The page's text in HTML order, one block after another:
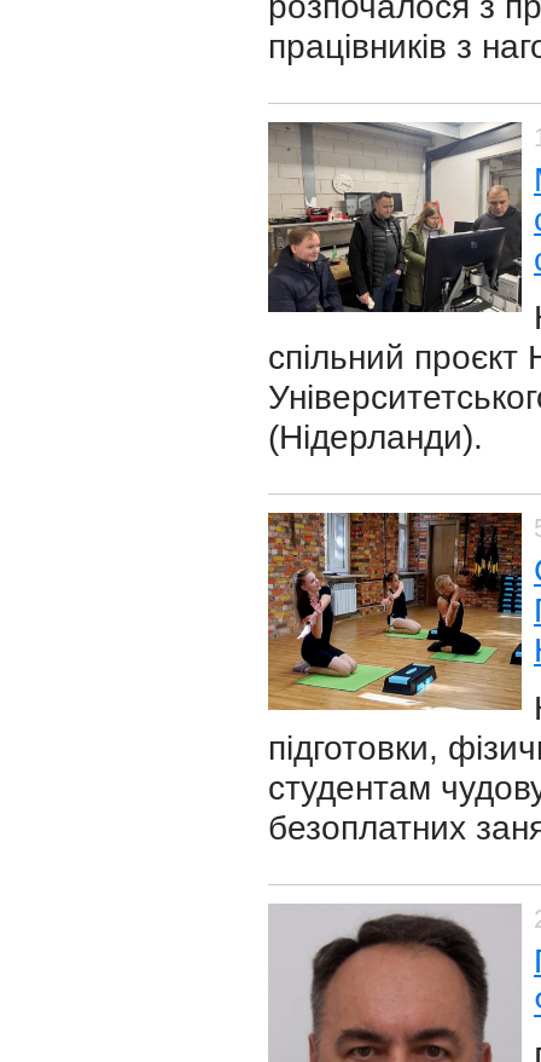
працівників з
спільний проєкт
(Нідерланди).
підготовки,
студентам
безоплатних